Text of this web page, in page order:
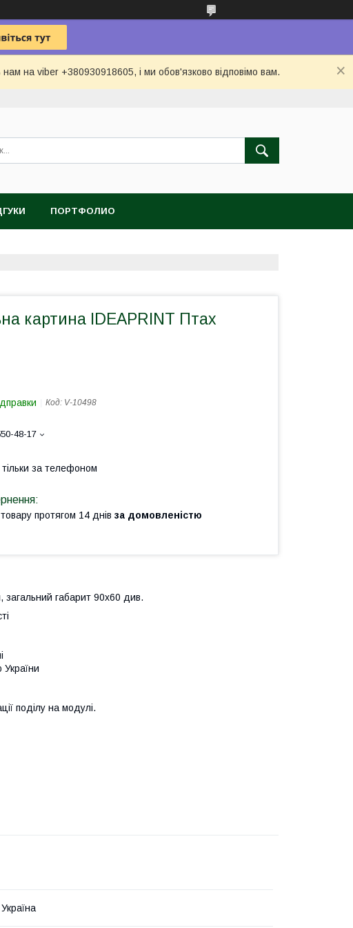
на viber +380930918605, і ми обов'язково відповімо вам.
ПОРТФОЛИО
картина IDEAPRINT Птах
Код: V-10498
48-17
за телефоном
протягом 14 днів за домовленістю
загальний габарит 90x60 див.
України
поділу на модулі.
Україна